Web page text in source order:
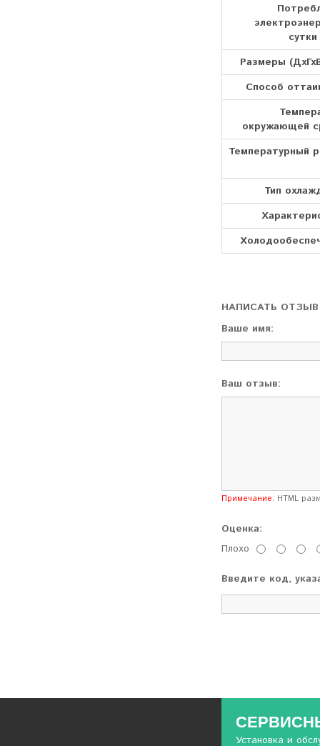
Размеры
Способ
окружающей
Температурный
Тип
НАПИСАТЬ ОТЗЫВ
Ваше имя:
Ваш отзыв:
Примечание: HTML
Оценка:
Плохо
Введите код,
Установка и